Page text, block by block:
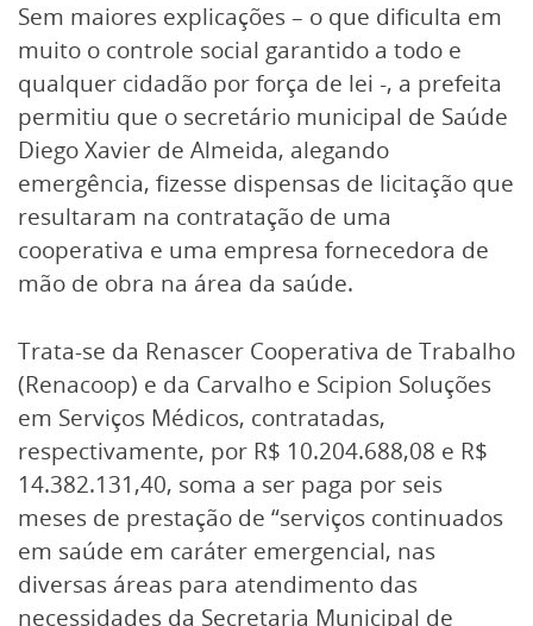
Sem maiores explicações – o que dificulta em
muito o controle social garantido a todo e
qualquer cidadão por força de lei -, a prefeita
permitiu que o secretário municipal de Saúde
Diego Xavier de Almeida, alegando
emergência, fizesse dispensas de licitação que
resultaram na contratação de uma
cooperativa e uma empresa fornecedora de
mão de obra na área da saúde.
Trata-se da Renascer Cooperativa de Trabalho
(Renacoop) e da Carvalho e Scipion Soluções
em Serviços Médicos, contratadas,
respectivamente, por R$ 10.204.688,08 e R$
14.382.131,40, soma a ser paga por seis
meses de prestação de “serviços continuados
em saúde em caráter emergencial, nas
diversas áreas para atendimento das
necessidades da Secretaria Municipal de